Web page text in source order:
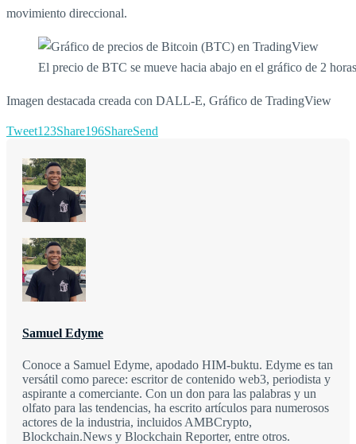
movimiento direccional.
El precio de BTC se mueve hacia abajo en el gráfico de 2
Imagen destacada creada con DALL-E, Gráfico de TradingView
Tweet123Share196ShareSend
Samuel Edyme
Conoce a Samuel Edyme, apodado HIM-buktu. Edyme es tan
versátil como parece: escritor de contenido web3, periodista y
aspirante a comerciante. Con un don para las palabras y un
olfato para las tendencias, ha escrito artículos para numerosos
actores de la industria, incluidos AMBCrypto,
Blockchain.News y Blockchain Reporter, entre otros.